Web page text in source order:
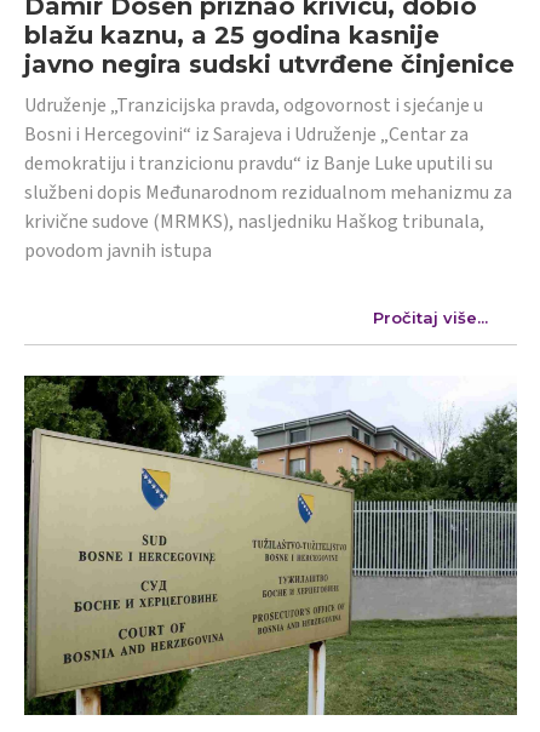
blažu kaznu, a 25 godina kasnije
javno negira sudski utvrđene činjenice
Udruženje „Tranzicijska pravda, odgovornost i sjećanje u
Bosni i Hercegovini“ iz Sarajeva i Udruženje „Centar za
demokratiju i tranzicionu pravdu“ iz Banje Luke uputili su
službeni dopis Međunarodnom rezidualnom mehanizmu za
krivične sudove (MRMKS), nasljedniku Haškog tribunala,
povodom javnih istupa
Pročitaj više...